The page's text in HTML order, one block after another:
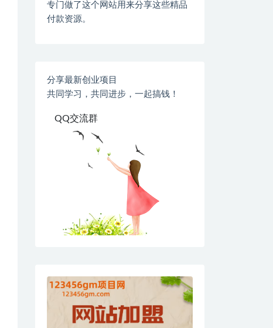
专门做了这个网站用来分享这些精品
付款资源。
分享最新创业项目
共同学习，共同进步，一起搞钱！
QQ交流群